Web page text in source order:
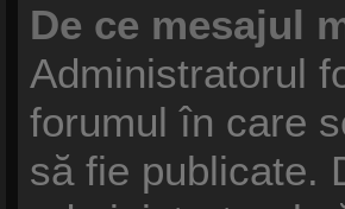
De ce mesajul
Administratorul
forumul în care
să fie publicate.